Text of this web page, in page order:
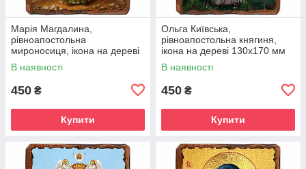
Марія Магдалина,
рівноапостольна
мироносиця, ікона на дереві
130х170 мм (П-4546-1)
В наявності
450 ₴
Купити
Ольга Київська,
рівноапостольна княгиня,
ікона на дереві 130х170 мм
(П-4551-1)
В наявності
450 ₴
Купити